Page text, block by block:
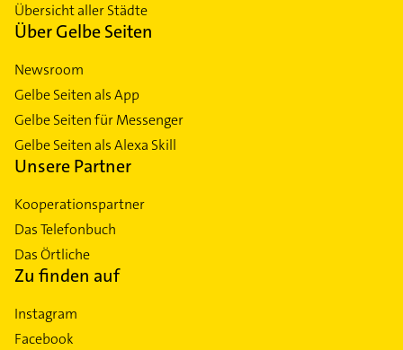
Übersicht aller Städte
Über Gelbe Seiten
Newsroom
Gelbe Seiten als App
Gelbe Seiten für Messenger
Gelbe Seiten als Alexa Skill
Unsere Partner
Kooperationspartner
Das Telefonbuch
Das Örtliche
Zu finden auf
Instagram
Facebook